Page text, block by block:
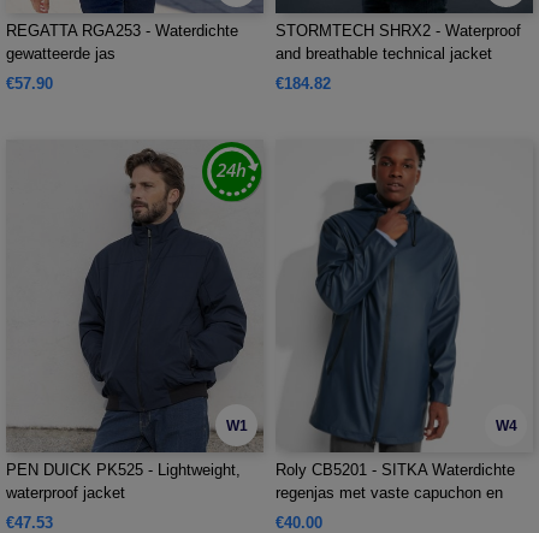
REGATTA RGA253 - Waterdichte
gewatteerde jas
€57.90
STORMTECH SHRX2 - Waterproof
and breathable technical jacket
€184.82
W1
PEN DUICK PK525 - Lightweight,
waterproof jacket
€47.53
W4
Roly CB5201 - SITKA Waterdichte
regenjas met vaste capuchon en
vizier
€40.00